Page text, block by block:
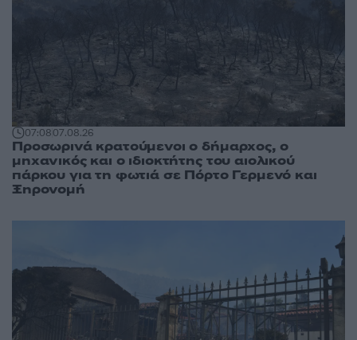
07:0807.08.26
Προσωρινά κρατούμενοι ο δήμαρχος, ο
μηχανικός και ο ιδιοκτήτης του αιολικού
πάρκου για τη φωτιά σε Πόρτο Γερμενό και
Ξηρονομή